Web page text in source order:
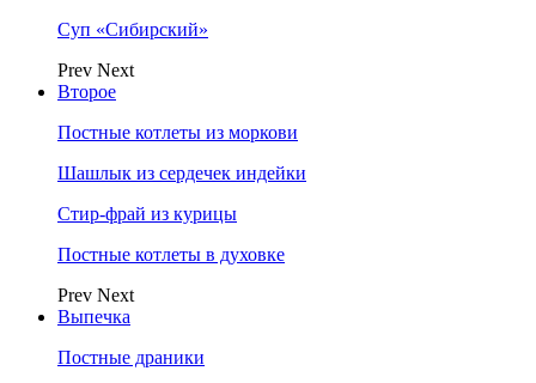
Суп «Сибирский»
Prev Next
Второе
Постные котлеты из моркови
Шашлык из сердечек индейки
Стир-фрай из курицы
Постные котлеты в духовке
Prev Next
Выпечка
Постные драники